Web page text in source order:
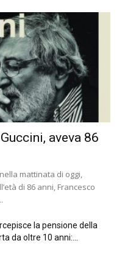
aveva 86
mattinata di oggi,
di 86 anni, Francesco
la pensione della
da oltre 10 anni:...